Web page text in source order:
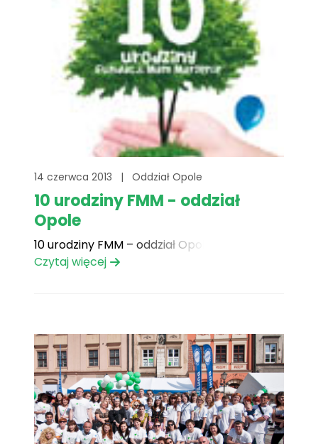
14 czerwca 2013 | Oddział Opole
10 urodziny FMM - oddział
Opole
10 urodziny FMM – oddział Opole
Czytaj więcej